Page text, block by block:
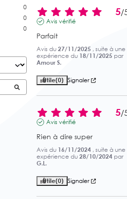
0
0
0
5/
Avis vérifié
Parfait
Avis du 27/11/2025 , suite à une
expérience du 18/11/2025 par
Amour S.
Utile(0) Signaler
5/
Avis vérifié
Rien à dire super
Avis du 16/11/2024 , suite à une
expérience du 28/10/2024 par
G.L.
Utile(0) Signaler